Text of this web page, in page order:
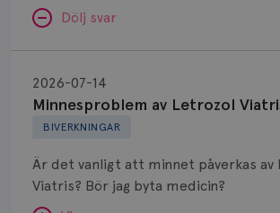
Dölj svar
BIVERKNINGAR
Minnesproblem av Letrozol
2026-07-14
Är det vanligt att minnet påverkas av
Viatris? Bör jag byta medicin?
Letrozol
Viatris?